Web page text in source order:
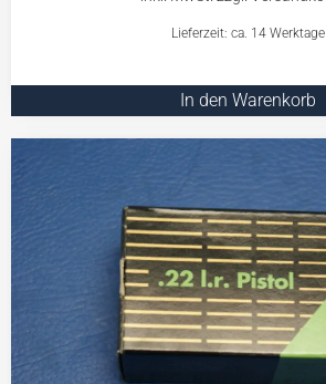
Lieferzeit: ca. 14 Werktage
In den Warenkorb